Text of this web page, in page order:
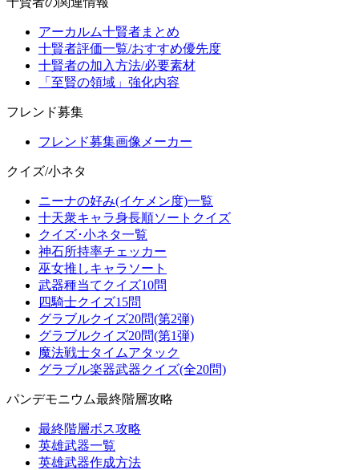
アーカルム十賢者まとめ
十賢者評価一覧/おすすめ優先度
十賢者の加入方法/必要素材
「至賢の領域」強化内容
フレンド募集
フレンド募集画像メーカー
クイズ/小ネタ
ニーナの好み(イケメン度)一覧
十天衆キャラ身長順ソートクイズ
クイズ･小ネタ一覧
神石所持率チェッカー
巫女推しキャラソート
武器種当てクイズ10問
四騎士クイズ15問
グラブルクイズ20問(第2弾)
グラブルクイズ20問(第1弾)
魔法戦士タイムアタック
グラブル楽器武器クイズ(全20問)
パンデモニウム最終階層攻略
最終階層ボス攻略
英雄武器一覧
英雄武器作成方法